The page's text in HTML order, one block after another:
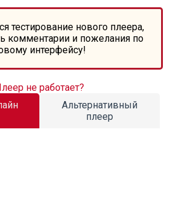
тестирование нового плеера,
комментарии и пожелания по
интерфейсу!
Альтернативный
плеер
не работает?